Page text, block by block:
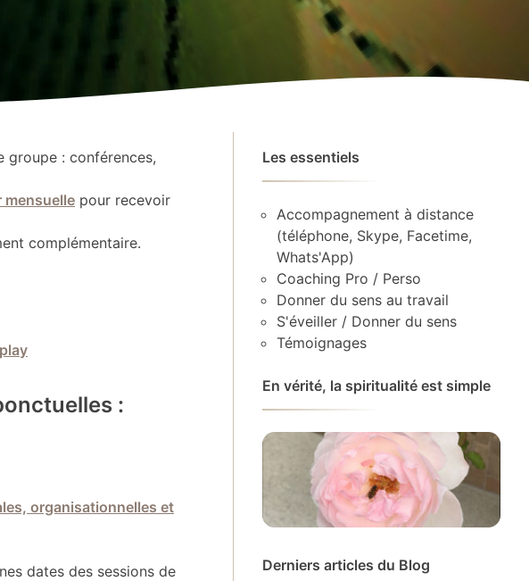
groupe : conférences,
mensuelle pour recevoir
complémentaire.
:
organisationnelles et
dates des sessions de
Les essentiels
Accompagnement à distance
(téléphone, Skype, Facetime,
Whats'App)
Coaching Pro / Perso
Donner du sens au travail
S'éveiller / Donner du sens
Témoignages
En vérité, la spiritualité est simple
Derniers articles du Blog